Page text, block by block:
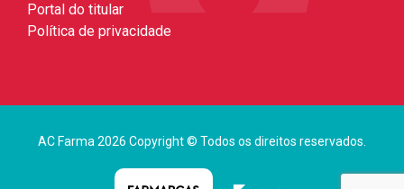
Portal do titular
Política de privacidade
AC Farma 2026 Copyright © Todos os direitos reservados.